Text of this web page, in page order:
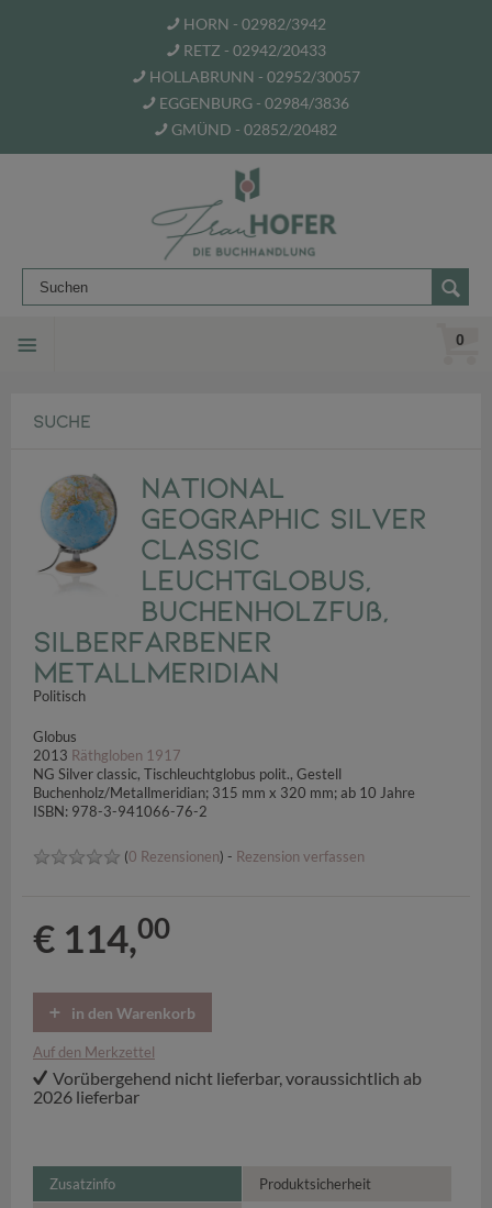
HORN - 02982/3942
RETZ - 02942/20433
HOLLABRUNN - 02952/30057
EGGENBURG - 02984/3836
GMÜND - 02852/20482
0
SUCHE
National
Geographic Silver
Classic
Leuchtglobus,
Buchenholzfuß,
silberfarbener
Metallmeridian
Politisch
Globus
2013 Räthgloben 1917
NG Silver classic, Tischleuchtglobus polit., Gestell
Buchenholz/Metallmeridian; 315 mm x 320 mm; ab 10 Jahre
ISBN: 978-3-941066-76-2
(0 Rezensionen) - Rezension verfassen
€ 114,00
in den Warenkorb
Auf den Merkzettel
Vorübergehend nicht lieferbar, voraussichtlich ab
2026 lieferbar
Zusatzinfo Produktsicherheit